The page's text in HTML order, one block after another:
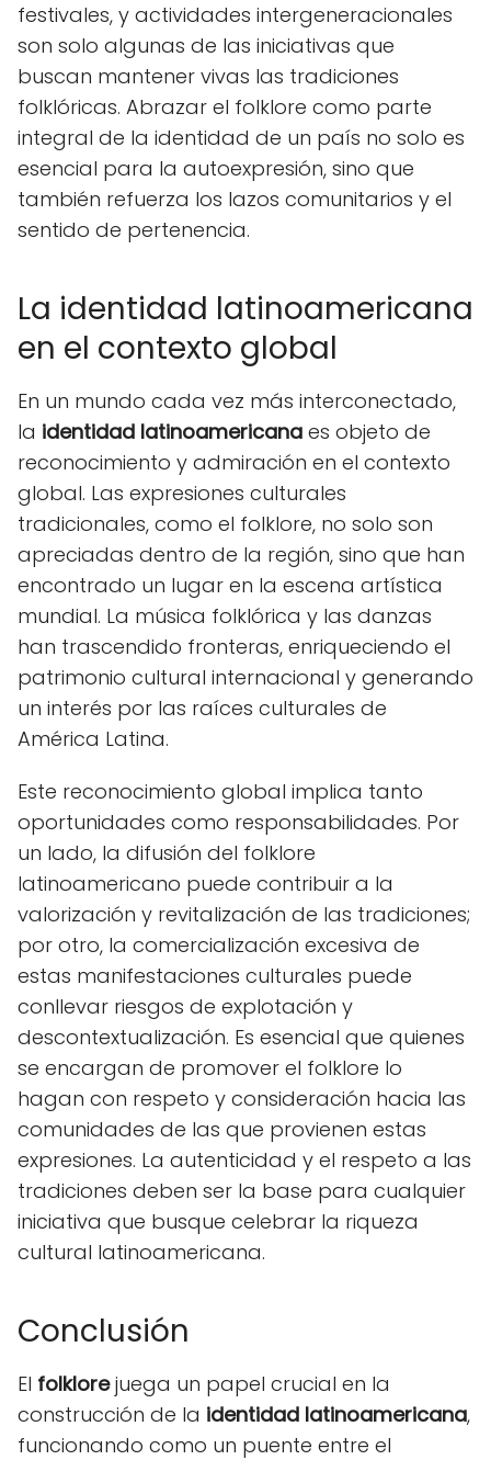
festivales, y actividades intergeneracionales
son solo algunas de las iniciativas que
buscan mantener vivas las tradiciones
folklóricas. Abrazar el folklore como parte
integral de la identidad de un país no solo es
esencial para la autoexpresión, sino que
también refuerza los lazos comunitarios y el
sentido de pertenencia.
La identidad latinoamericana
en el contexto global
En un mundo cada vez más interconectado,
la identidad latinoamericana es objeto de
reconocimiento y admiración en el contexto
global. Las expresiones culturales
tradicionales, como el folklore, no solo son
apreciadas dentro de la región, sino que han
encontrado un lugar en la escena artística
mundial. La música folklórica y las danzas
han trascendido fronteras, enriqueciendo el
patrimonio cultural internacional y generando
un interés por las raíces culturales de
América Latina.
Este reconocimiento global implica tanto
oportunidades como responsabilidades. Por
un lado, la difusión del folklore
latinoamericano puede contribuir a la
valorización y revitalización de las tradiciones;
por otro, la comercialización excesiva de
estas manifestaciones culturales puede
conllevar riesgos de explotación y
descontextualización. Es esencial que quienes
se encargan de promover el folklore lo
hagan con respeto y consideración hacia las
comunidades de las que provienen estas
expresiones. La autenticidad y el respeto a las
tradiciones deben ser la base para cualquier
iniciativa que busque celebrar la riqueza
cultural latinoamericana.
Conclusión
El folklorejuega un papel crucial en la
construcción de la identidad latinoamericana,
funcionando como un puente entre el